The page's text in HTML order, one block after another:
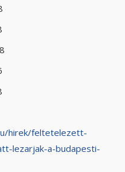
hirek/feltetelezett-
lezarjak-a-budapesti-